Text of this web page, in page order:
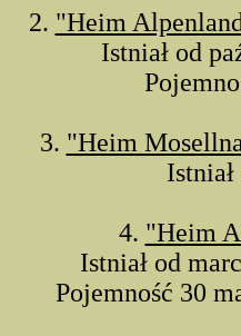
2. "Heim
Istniał od
3. "Heim
4. "Heim
Istniał od
Pojemność 30